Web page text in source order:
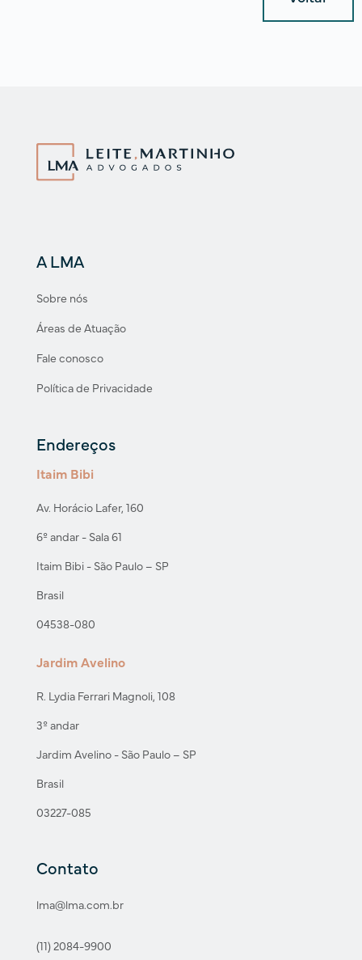
A LMA
Sobre nós
Áreas de Atuação
Fale conosco
Política de Privacidade
Endereços
Itaim Bibi
Av. Horácio Lafer, 160
6º andar - Sala 61
Itaim Bibi - São Paulo – SP
Brasil
04538-080
Jardim Avelino
R. Lydia Ferrari Magnoli, 108
3º andar
Jardim Avelino - São Paulo – SP
Brasil
03227-085
Contato
lma@lma.com.br
(11) 2084-9900